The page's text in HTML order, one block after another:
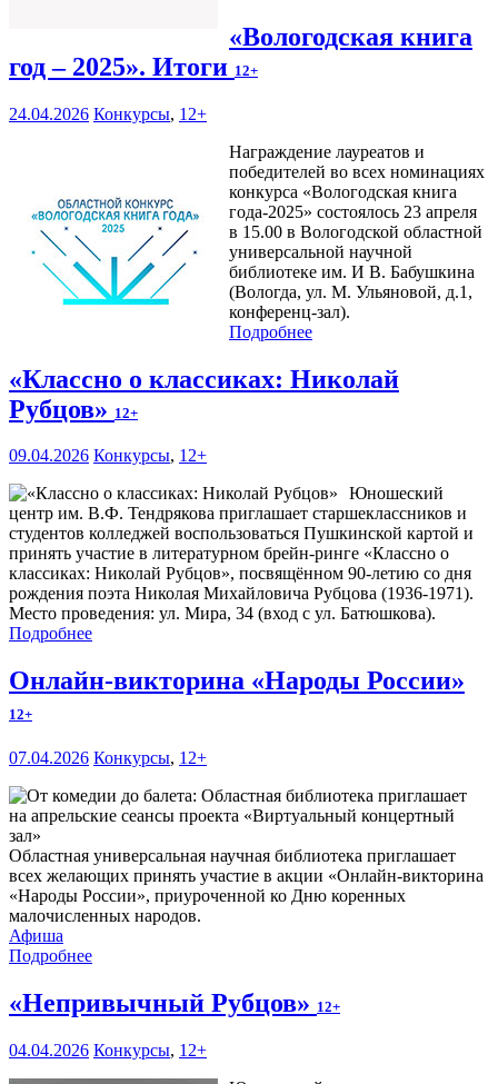
«Вологодская книга
год – 2025». Итоги 12+
24.04.2026 Конкурсы, 12+
Награждение лауреатов и
победителей во всех номинациях
конкурса «Вологодская книга
года-2025» состоялось 23 апреля
в 15.00 в Вологодской областной
универсальной научной
библиотеке им. И В. Бабушкина
(Вологда, ул. М. Ульяновой, д.1,
конференц-зал).
Подробнее
«Классно о классиках: Николай
Рубцов» 12+
09.04.2026 Конкурсы, 12+
Юношеский
центр им. В.Ф. Тендрякова приглашает старшеклассников и
студентов колледжей воспользоваться Пушкинской картой и
принять участие в литературном брейн-ринге «Классно о
классиках: Николай Рубцов», посвящённом 90-летию со дня
рождения поэта Николая Михайловича Рубцова (1936-1971).
Место проведения: ул. Мира, 34 (вход с ул. Батюшкова).
Подробнее
Онлайн-викторина «Народы России»
12+
07.04.2026 Конкурсы, 12+
Областная универсальная научная библиотека приглашает
всех желающих принять участие в акции «Онлайн-викторина
«Народы России», приуроченной ко Дню коренных
малочисленных народов.
Афиша
Подробнее
«Непривычный Рубцов» 12+
04.04.2026 Конкурсы, 12+